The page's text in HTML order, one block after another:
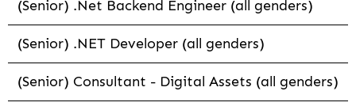
(Senior) .Net Backend Engineer (all genders)
(Senior) .NET Developer (all genders)
(Senior) Consultant - Digital Assets (all genders)